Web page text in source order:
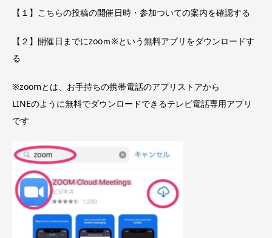
【１】こちらの投稿の開催日時・参加ついての案内を確認する
【２】開催日までにzooｍ※という無料アプリをダウンロードす
る
※zoomとは、お手持ちの携帯電話のアプリストアから
LINEのように無料でダウンロードできるテレビ電話専用アプリ
です